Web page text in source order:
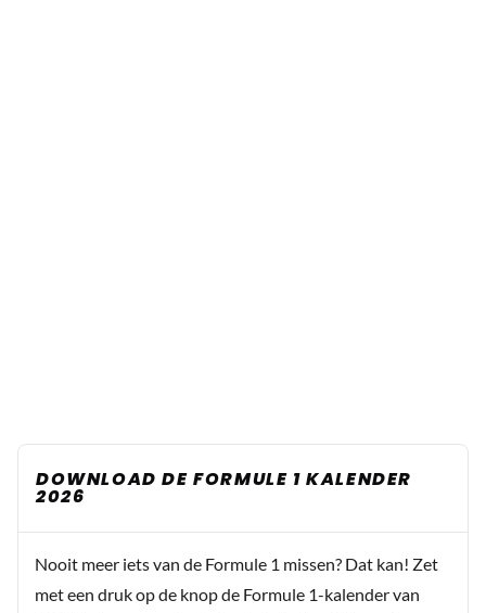
DOWNLOAD DE FORMULE 1 KALENDER
2026
Nooit meer iets van de Formule 1 missen? Dat kan! Zet
met een druk op de knop de Formule 1-kalender van